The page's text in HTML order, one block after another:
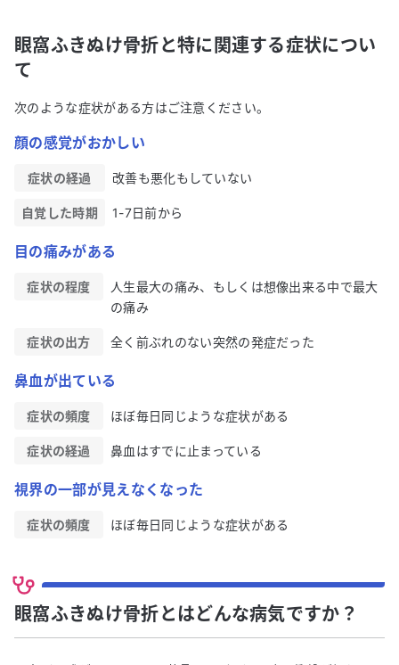
眼窩ふきぬけ骨折と特に関連する症状につい
て
次のような症状がある方はご注意ください。
顔の感覚がおかしい
症状の経過 改善も悪化もしていない
自覚した時期 1-7日前から
目の痛みがある
症状の程度
人生最大の痛み、もしくは想像出来る中で最大
の痛み
症状の出方 全く前ぶれのない突然の発症だった
鼻血が出ている
症状の頻度 ほぼ毎日同じような症状がある
症状の経過 鼻血はすでに止まっている
視界の一部が見えなくなった
症状の頻度 ほぼ毎日同じような症状がある
眼窩ふきぬけ骨折とはどんな病気ですか？